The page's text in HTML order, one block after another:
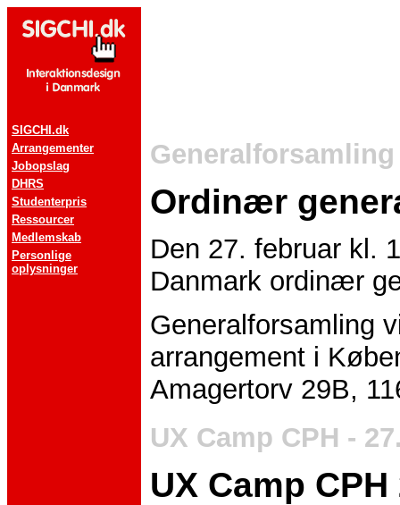
SIGCHI.dk
Arrangementer
Jobopslag
DHRS
Studenterpris
Ressourcer
Medlemskab
Personlige
oplysninger
Ordinær
Den 27. februar kl.
Danmark ordinær
Generalforsamling
arrangement i
Amagertorv 29B,
UX Camp CPH -
UX Camp CPH